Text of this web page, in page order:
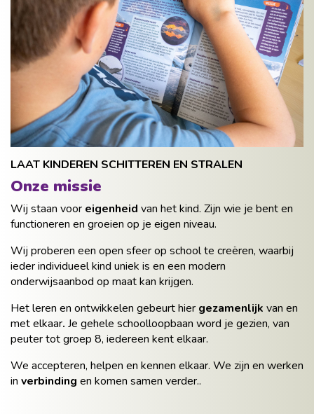
LAAT KINDEREN SCHITTEREN EN STRALEN
Onze missie
Wij staan voor eigenheid van het kind. Zijn wie je bent en
functioneren en groeien op je eigen niveau.
Wij proberen een open sfeer op school te creëren, waarbij
ieder individueel kind uniek is en een modern
onderwijsaanbod op maat kan krijgen.
Het leren en ontwikkelen gebeurt hier gezamenlijk van en
met elkaar. Je gehele schoolloopbaan word je gezien, van
peuter tot groep 8, iedereen kent elkaar.
We accepteren, helpen en kennen elkaar. We zijn en werken
in verbinding en komen samen verder..